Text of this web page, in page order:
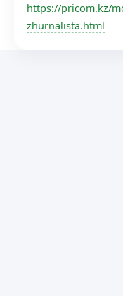
https://pricom.kz/
zhurnalista.html